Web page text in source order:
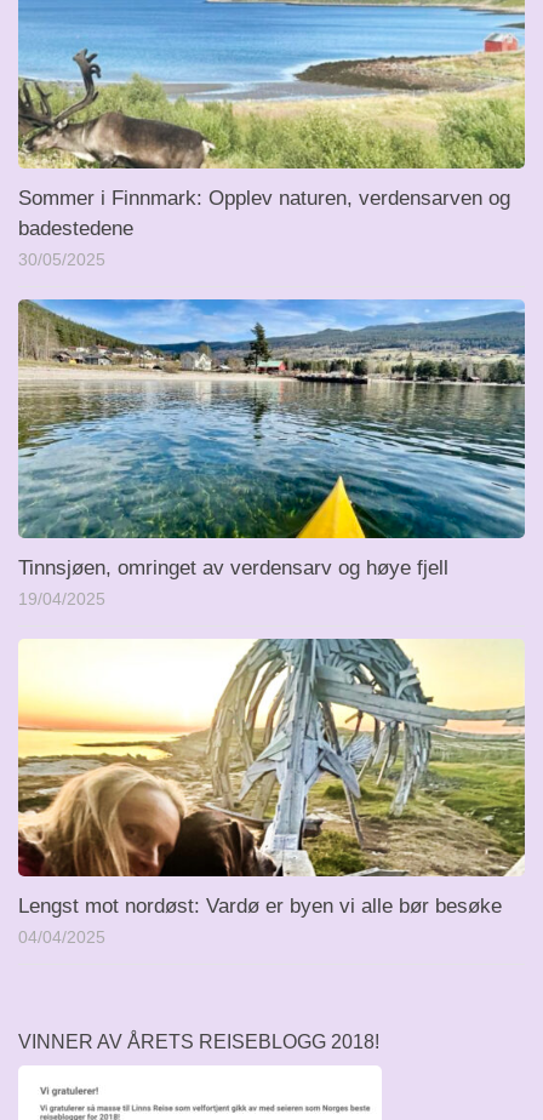
Sommer i Finnmark: Opplev naturen, verdensarven og
badestedene
30/05/2025
Tinnsjøen, omringet av verdensarv og høye fjell
19/04/2025
Lengst mot nordøst: Vardø er byen vi alle bør besøke
04/04/2025
VINNER AV ÅRETS REISEBLOGG 2018!